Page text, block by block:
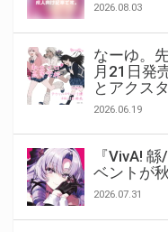
2026.08.03
なーゆ。
月21日発
とアクス
2026.06.19
『VivA!
ベントが
2026.07.31